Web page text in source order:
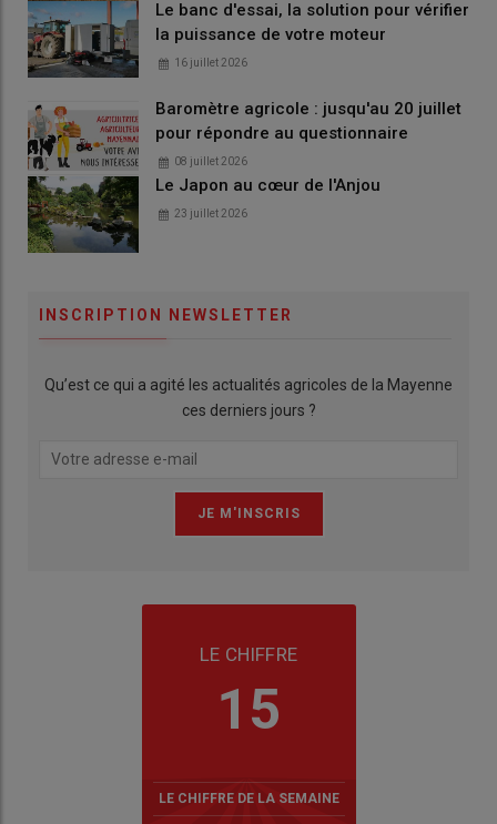
Le banc d'essai, la solution pour vérifier
la puissance de votre moteur
16 juillet 2026
Baromètre agricole : jusqu'au 20 juillet
pour répondre au questionnaire
08 juillet 2026
Le Japon au cœur de l'Anjou
23 juillet 2026
INSCRIPTION NEWSLETTER
Qu’est ce qui a agité les actualités agricoles de la Mayenne
ces derniers jours ?
LE CHIFFRE
15
LE CHIFFRE DE LA SEMAINE